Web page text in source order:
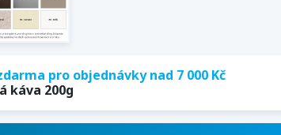
pro objednávky nad 7 000 Kč
káva 200g